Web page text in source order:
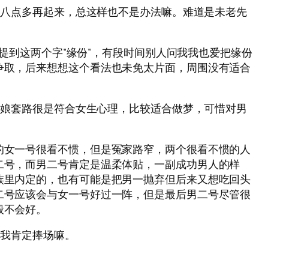
点多再起来，总这样也不是办法嘛。难道是未老先
这两个字”缘份”，有段时间别人问我我也爱把缘份
，后来想想这个看法也未免太片面，周围没有适合
套路很是符合女生心理，比较适合做梦，可惜对男
一号很看不惯，但是冤家路窄，两个很看不惯的人
，而男二号肯定是温柔体贴，一副成功男人的样
内定的，也有可能是把男一抛弃但后来又想吃回头
应该会与女一号好过一阵，但是最后男二号尽管很
会好。
肯定捧场嘛。